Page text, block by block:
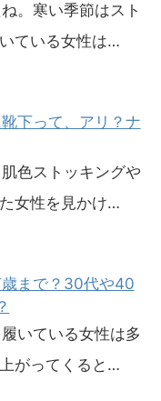
。寒い季節はスト
ている女性は…
下って、アリ？ナ
色ストッキングや
女性を見かけ…
まで？30代や40
いている女性は多
がってくると…